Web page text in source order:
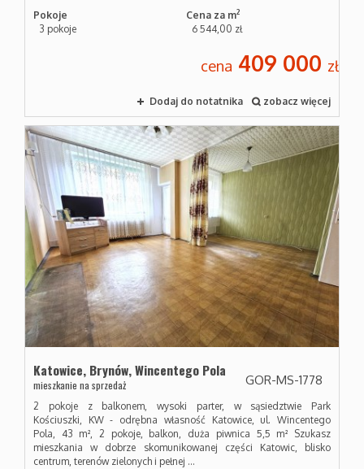
Pokoje
3 pokoje
Cena za m2
6 544,00 zł
cena 409 000 zł
Dodaj do notatnika zobacz więcej
Katowice, Brynów,Wincentego Pola
mieszkanie na sprzedaż GOR-MS-1778
2 pokoje z balkonem, wysoki parter, w sąsiedztwie Park
Kościuszki, KW - odrębna własność Katowice, ul. Wincentego
Pola, 43 m², 2 pokoje, balkon, duża piwnica 5,5 m² Szukasz
mieszkania w dobrze skomunikowanej części Katowic, blisko
centrum, terenów zielonych i pełnej ...